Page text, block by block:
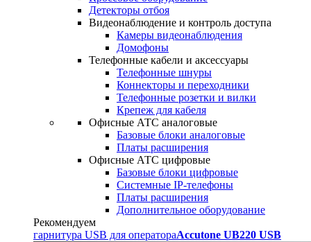
Детекторы отбоя
Видеонаблюдение и контроль доступа
Камеры видеонаблюдения
Домофоны
Телефонные кабели и аксессуары
Телефонные шнуры
Коннекторы и переходники
Телефонные розетки и вилки
Крепеж для кабеля
Офисные АТС аналоговые
Базовые блоки аналоговые
Платы расширения
Офисные АТС цифровые
Базовые блоки цифровые
Системные IP-телефоны
Платы расширения
Дополнительное оборудование
Рекомендуем
гарнитура USB для оператораAccutone UB220 USB